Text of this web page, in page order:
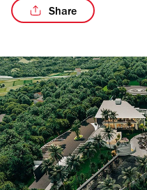
Share